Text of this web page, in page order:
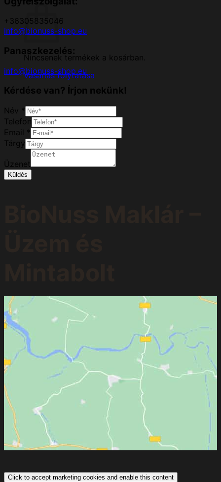
Nincsenek termékek a kosárban.
Vásárlás folytatása
+36305835046
info@bionuss-shop.eu
Panaszkezelés:
info@bionuss-shop.eu
Kérdése van? Írjon nekünk!
Név *
Telefon
Email *
Tárgy
Üzenet
Küldés
Click to accept marketing cookies and enable this content